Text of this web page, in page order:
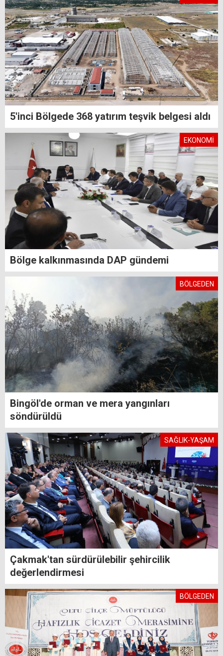
5'inci Bölgede 368 yatırım teşvik belgesi aldı
EKONOMİ
Bölge kalkınmasında DAP gündemi
BÖLGEDEN
Bingöl'de orman ve mera yangınları
söndürüldü
SAĞLIK-YAŞAM
Çakmak'tan sürdürülebilir şehircilik
değerlendirmesi
BÖLGEDEN